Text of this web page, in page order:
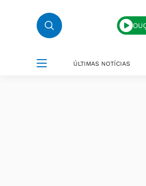
ÚLTIMAS NOTÍCIAS